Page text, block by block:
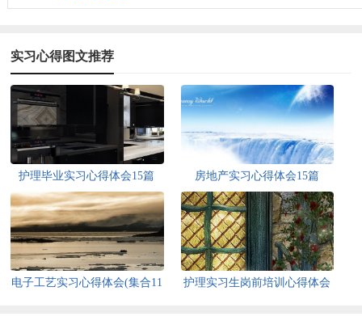
实习心得图文推荐
护理毕业实习心得体会15篇 房地产实习心得体会15篇
电子工艺实习心得体会(集合11
护理实习生岗前培训心得体会